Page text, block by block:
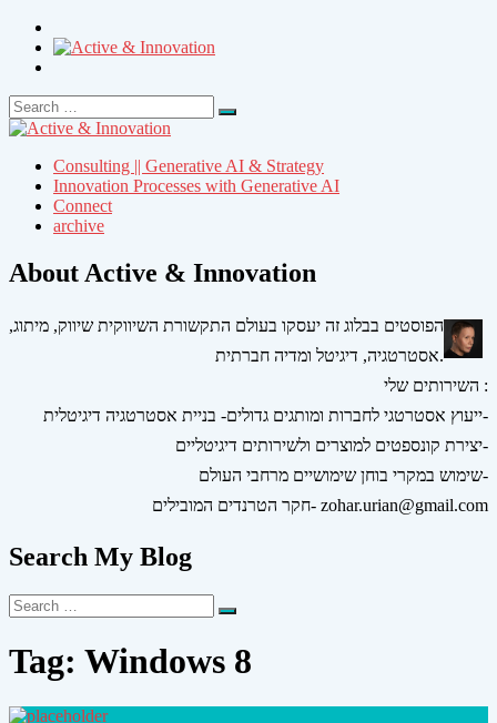
Search
for:
Search
Consulting || Generative AI & Strategy
Innovation Processes with Generative AI
Connect
archive
About Active & Innovation
הפוסטים בבלוג זה יעסקו בעולם התקשורת השיווקית שיווק, מיתוג,
אסטרטגיה, דיגיטל ומדיה חברתית.
השירותים שלי :
ייעוץ אסטרטגי לחברות ומותגים גדולים- בניית אסטרטגיה דיגיטלית-
יצירת קונספטים למוצרים ולשירותים דיגיטליים-
שימוש במקרי בוחן שימושיים מרחבי העולם-
חקר הטרנדים המובילים- zohar.urian@gmail.com
Search My Blog
Search
for:
Search
Tag: Windows 8